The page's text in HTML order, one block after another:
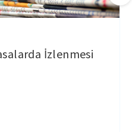
İzlenmesi